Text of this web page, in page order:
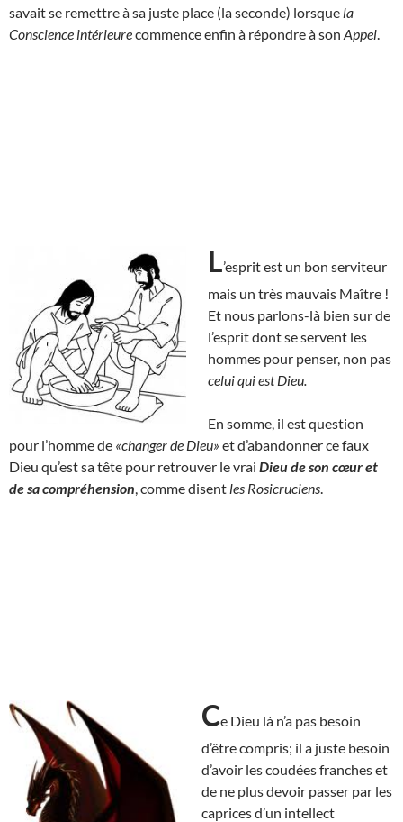
savait se remettre à sa juste place (la seconde) lorsque la
Conscience intérieurecommence enfin à répondre à son Appel
L’esprit est un bon serviteur
mais un très mauvais Maître !
Et nous parlons-là bien sur de
l’esprit dont se servent les
hommes pour penser, non pas
celui qui est Dieu.
En somme, il est question
pour l’homme de «changer de Dieu» et d’abandonner ce faux
Dieu qu’est sa tête pour retrouver le vrai Dieu de son cœur et
de sa compréhension , comme disent les Rosicruciens
Ce Dieu là n’a pas besoin
d’être compris; il a juste besoin
d’avoir les coudées franches et
de ne plus devoir passer par les
caprices d’un intellect